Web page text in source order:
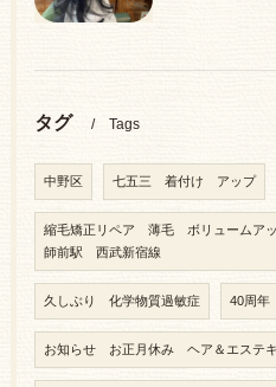
タグ Tags
中野区 七五三 着付け アップ
縮毛矯正リペア 薄毛 ボリューム
師前駅 西武新宿線
久しぶり 化学物質過敏症 40周
お知らせ お正月休み ヘア＆エステ